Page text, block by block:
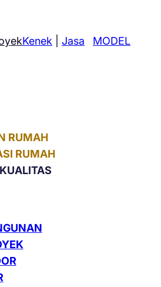
Kenek |Jasa MODEL
RUMAH
RUMAH